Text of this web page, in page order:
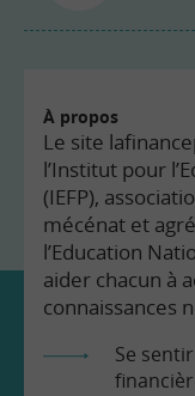
À propos
Le site
l’Institut pour
(IEFP),
mécénat et
l’Education
aider chacun à
connaissances
Se